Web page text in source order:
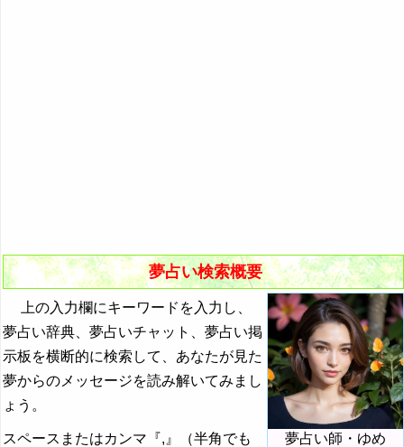
夢占い検索概要
夢占い師・ゆめ
上の入力欄にキーワードを入力し、
夢占い辞典、夢占いチャット、夢占い掲
示板を横断的に検索して、あなたが見た
夢からのメッセージを読み解いてみまし
ょう。
スペースまたはカンマ『,』（半角でも